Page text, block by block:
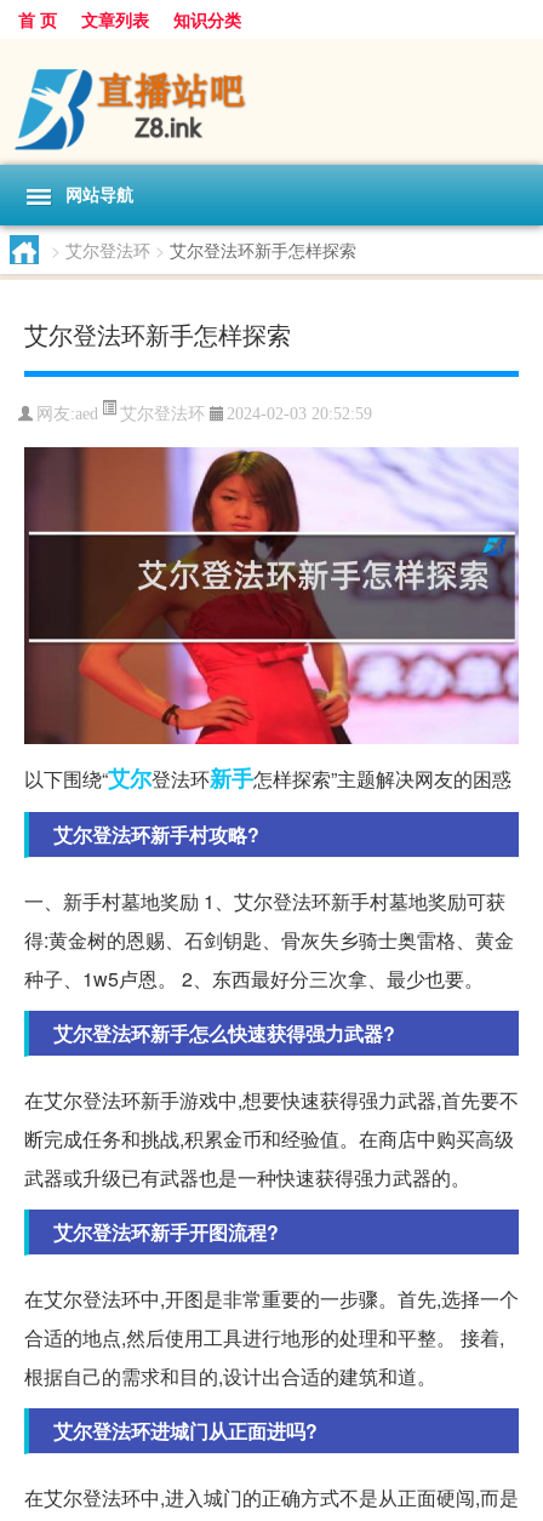
首 页 文章列表 知识分类
网站导航
> 艾尔登法环 > 艾尔登法环新手怎样探索
艾尔登法环新手怎样探索
网友:aed 艾尔登法环 2024-02-03 20:52:59
以下围绕“艾尔登法环新手怎样探索”主题解决网友的困惑
艾尔登法环新手村攻略?
一、新手村墓地奖励 1、艾尔登法环新手村墓地奖励可获
得:黄金树的恩赐、石剑钥匙、骨灰失乡骑士奥雷格、黄金
种子、1w5卢恩。 2、东西最好分三次拿、最少也要。
艾尔登法环新手怎么快速获得强力武器?
在艾尔登法环新手游戏中,想要快速获得强力武器,首先要不
断完成任务和挑战,积累金币和经验值。在商店中购买高级
武器或升级已有武器也是一种快速获得强力武器的。
艾尔登法环新手开图流程?
在艾尔登法环中,开图是非常重要的一步骤。首先,选择一个
合适的地点,然后使用工具进行地形的处理和平整。 接着,
根据自己的需求和目的,设计出合适的建筑和道。
艾尔登法环进城门从正面进吗?
在艾尔登法环中,进入城门的正确方式不是从正面硬闯,而是